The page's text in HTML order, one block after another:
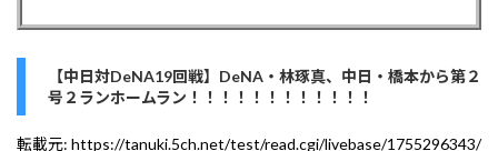
【中日対DeNA19回戦】DeNA・林琢真、中日・橋本から第２
号２ランホームラン！！！！！！！！！！！！
転載元: https://tanuki.5ch.net/test/read.cgi/livebase/1755296343/